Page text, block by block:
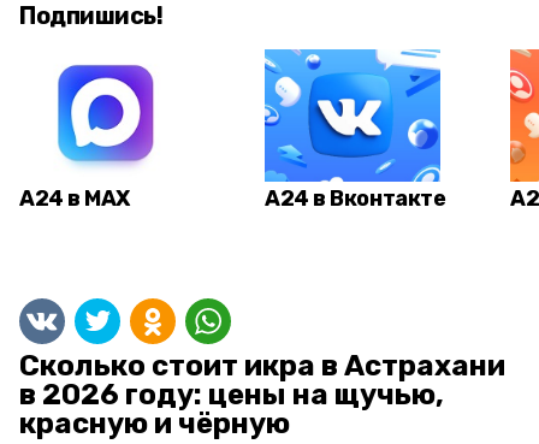
Подпишись!
А24 в MAX А24 в Вконтакте
Сколько стоит икра в Астрахани
в 2026 году: цены на щучью,
красную и чёрную